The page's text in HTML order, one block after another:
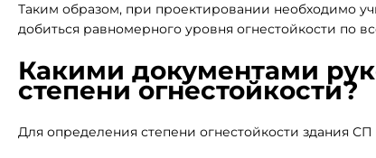
Таким образом, при проектировании необходимо
добиться равномерного уровня огнестойкости по
Какими документами
степени огнестойкости?
Для определения степени огнестойкости здания